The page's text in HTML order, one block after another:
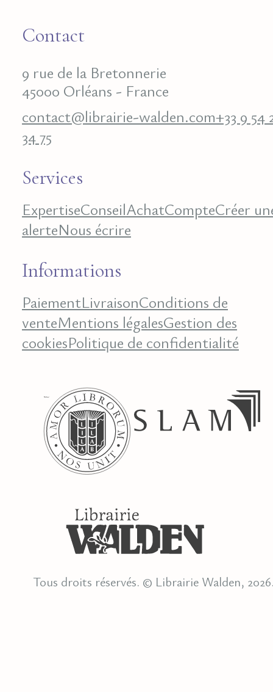
Contact
9 rue de la Bretonnerie
45000 Orléans - France
contact@librairie-walden.com+33 9 54
34 75
Services
ExpertiseConseilAchatCompteCréer
alerteNous écrire
Informations
PaiementLivraisonConditions de
venteMentions légalesGestion des
cookiesPolitique de confidentialité
Tous droits réservés. © Librairie Walden,